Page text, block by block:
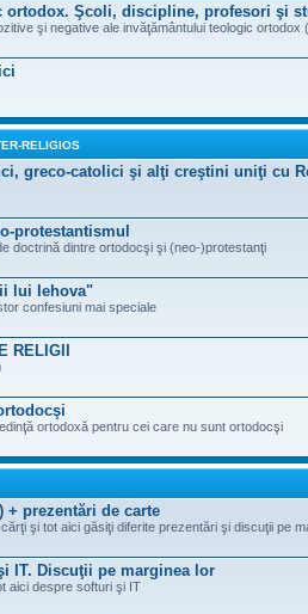
ortodox. Şcoli, discipline, profesori şi
şi negative ale invăţământului teologic ortodox
RELIGIOS
greco-catolici şi alţi creştini uniţi cu
protestantismul
doctrină dintre ortodocşi şi (neo-)protestanţi
lui Iehova"
confesiuni mai speciale
RELIGII
ortodoxă pentru cei care nu sunt ortodocşi
+ prezentări de carte
şi tot aici găsiţi diferite prezentări şi discuţii pe
IT. Discuţii pe marginea lor
aici despre softuri şi IT